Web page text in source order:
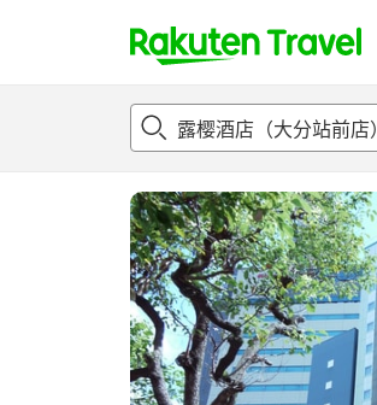
t
p
a
g
e
_
s
e
a
r
c
概况 客房及住宿套餐 评论亮点设施